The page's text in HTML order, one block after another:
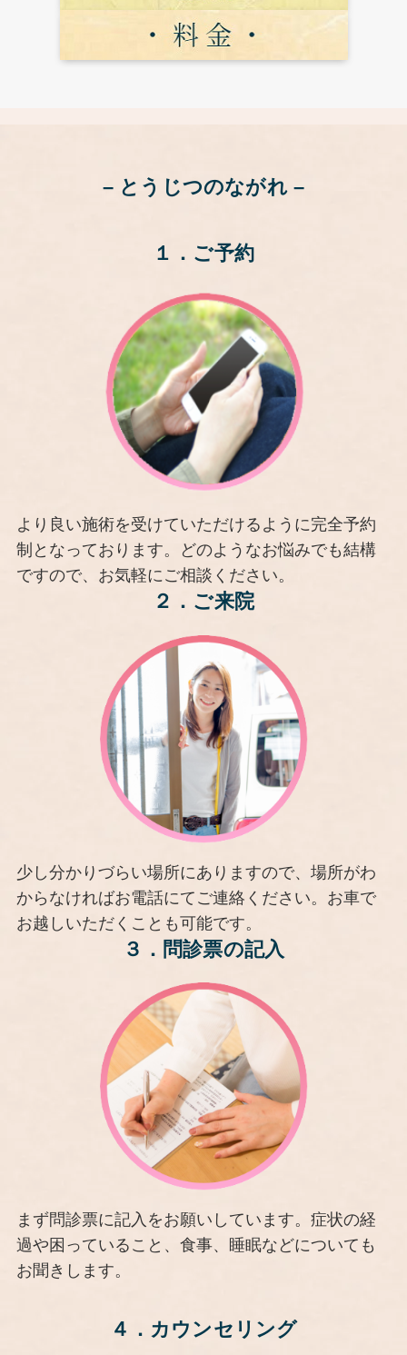
– とうじつのながれ –
１． ご予約
より良い施術を受けていただけるように完全予約
制となっております。どのようなお悩みでも結構
ですので、お気軽にご相談ください。
２． ご来院
少し分かりづらい場所にありますので、場所がわ
からなければお電話にてご連絡ください。お車で
お越しいただくことも可能です。
３． 問診票の記入
まず問診票に記入をお願いしています。症状の経
過や困っていること、食事、睡眠などについても
お聞きします。
４． カウンセリング